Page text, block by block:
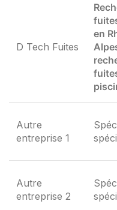
D Tech Fuites
en
Autre
entreprise 1
Autre
entreprise 2